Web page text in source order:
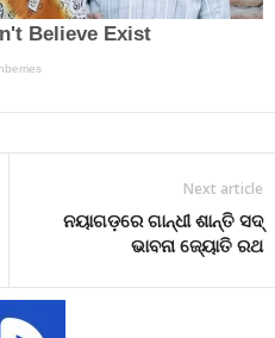
Next article
ନୟାଗଡ଼ରେ ଗାନ୍ଧୀ ଶାନ୍ତି ସଦ୍
ଭାବନା ଜ୍ୟୋତି ରଥ